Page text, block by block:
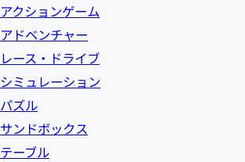
アクションゲーム
アドベンチャー
レース・ドライブ
シミュレーション
パズル
サンドボックス
テーブル